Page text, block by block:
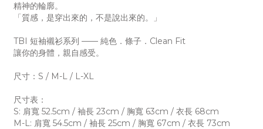
精神的輪廓。
「質感，是穿出來的，不是說出來的。」
TBI 短袖襯衫系列 —— 純色．條子．Clean Fit
讓你的身體，親自感受。
尺寸：S / M-L / L-XL
尺寸表：
S: 肩寬 52.5cm / 袖長 23cm / 胸寬 63cm / 衣長 68cm
M-L: 肩寬 54.5cm / 袖長 25cm / 胸寬 67cm / 衣長 73cm